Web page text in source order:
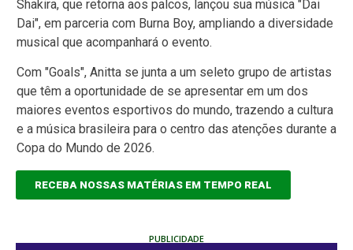
Shakira, que retorna aos palcos, lançou sua música "Dai
Dai", em parceria com Burna Boy, ampliando a diversidade
musical que acompanhará o evento.
Com "Goals", Anitta se junta a um seleto grupo de artistas
que têm a oportunidade de se apresentar em um dos
maiores eventos esportivos do mundo, trazendo a cultura
e a música brasileira para o centro das atenções durante a
Copa do Mundo de 2026.
RECEBA NOSSAS MATÉRIAS EM TEMPO REAL
PUBLICIDADE